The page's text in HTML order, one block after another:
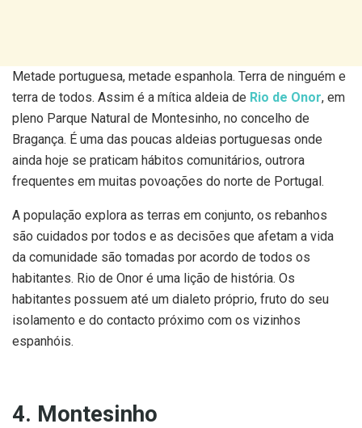
Metade portuguesa, metade espanhola. Terra de ninguém e
terra de todos. Assim é a mítica aldeia de Rio de Onor, em
pleno Parque Natural de Montesinho, no concelho de
Bragança. É uma das poucas aldeias portuguesas onde
ainda hoje se praticam hábitos comunitários, outrora
frequentes em muitas povoações do norte de Portugal.
A população explora as terras em conjunto, os rebanhos
são cuidados por todos e as decisões que afetam a vida
da comunidade são tomadas por acordo de todos os
habitantes. Rio de Onor é uma lição de história. Os
habitantes possuem até um dialeto próprio, fruto do seu
isolamento e do contacto próximo com os vizinhos
espanhóis.
4. Montesinho